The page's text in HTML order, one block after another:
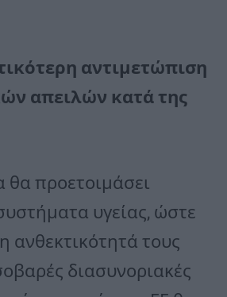
αντιμετώπιση
απειλών κατά της
προετοιμάσει
υγείας, ώστε
ανθεκτικότητά τους
διασυνοριακές